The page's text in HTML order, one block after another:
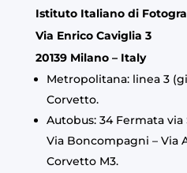
Istituto Italiano di
Via Enrico Caviglia 3
20139 Milano – Italy
Metropolitana: linea 3
Corvetto.
Autobus: 34 Fermata
Via Boncompagni – Via
Corvetto M3.